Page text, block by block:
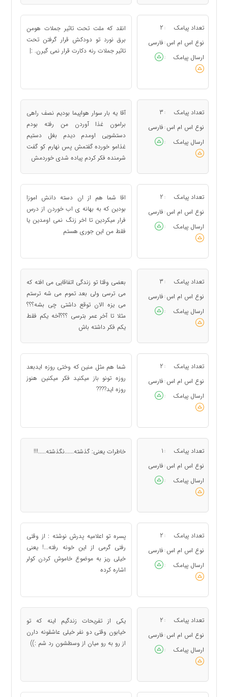
تعداد پیامک :
2
نوع اس ام اس : فارسی
ارسال پیامک
:
انقد که ملت تحت تاثیر جملات هومن
برق نورد تو دودکش قرار گرفتن تحت
تاثیر جملات رنه دکارت قرار نمی گیرن. :|
تعداد پیامک :
3
نوع اس ام اس : فارسی
ارسال پیامک
:
آقا یه بار سوار هواپیما بودیم نصف راهی
برامون غذا آوردن من رفته بودم
دستشویی اومدم دیدم بغل دستیم
غذامو خورده گفتمش پس نهارم کو گفت
شرمنده فکر کردم پیاده شدی خوردمش
تعداد پیامک :
2
نوع اس ام اس : فارسی
ارسال پیامک
:
اقا شما هم از ان دسته دانش اموزا
بودین که به بهانه ی اب خوردن از درس
فرار میکردین تا اخر زنگ نمی اومدین یا
فقط من این جوری هستم
تعداد پیامک :
3
نوع اس ام اس : فارسی
ارسال پیامک
:
بعضی وقتا تو زندگی اتفاقایی می افته که
می ترسی ولی بعد تموم می شه ترستم
می یزه الان توقع داشتی چی بشه؟؟؟
مثلا تا آخر عمر بترسی ؟؟؟آخه یکم فقط
یکم فکر داشته باش
تعداد پیامک :
2
نوع اس ام اس : فارسی
ارسال پیامک
:
شما هم مثل منین که وختی روزه ایدبعد
روزه تونو باز میکنید فکر میکنین هنوز
روزه اید????
تعداد پیامک :
1
نوع اس ام اس : فارسی
ارسال پیامک
:
خاطرات یعنی: گذشته......نگذشته.....!!!
تعداد پیامک :
2
نوع اس ام اس : فارسی
ارسال پیامک
:
پسره تو اعلامیه پدرش نوشته : از وقتی
رفتی گرمی از این خونه رفته...! یعنی
خیلی ریز به موضوع خاموش کردن کولر
اشاره کرده
تعداد پیامک :
2
نوع اس ام اس : فارسی
ارسال پیامک
:
یکی از تفریحات زندگیم اینه که تو
خیابون وقتی دو نفر خیلی عاشقونه دارن
از رو به رو میان از وسطشون رد شم :))